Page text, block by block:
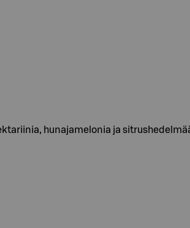
hunajamelonia ja